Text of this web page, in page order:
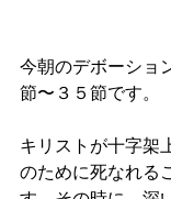
今朝のデボーショ
節〜３５節です。
キリストが十字架
のために死なれる